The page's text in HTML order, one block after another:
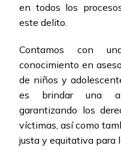
en todos los
este delito.
Contamos con
conocimiento en
de niños y
es brindar una
garantizando los
víctimas, así como
justa y equitativa para